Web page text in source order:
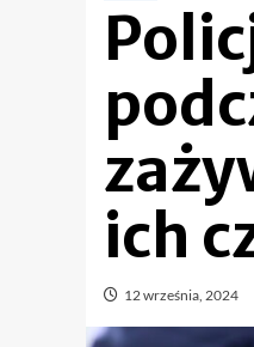
ich
12 września, 2024